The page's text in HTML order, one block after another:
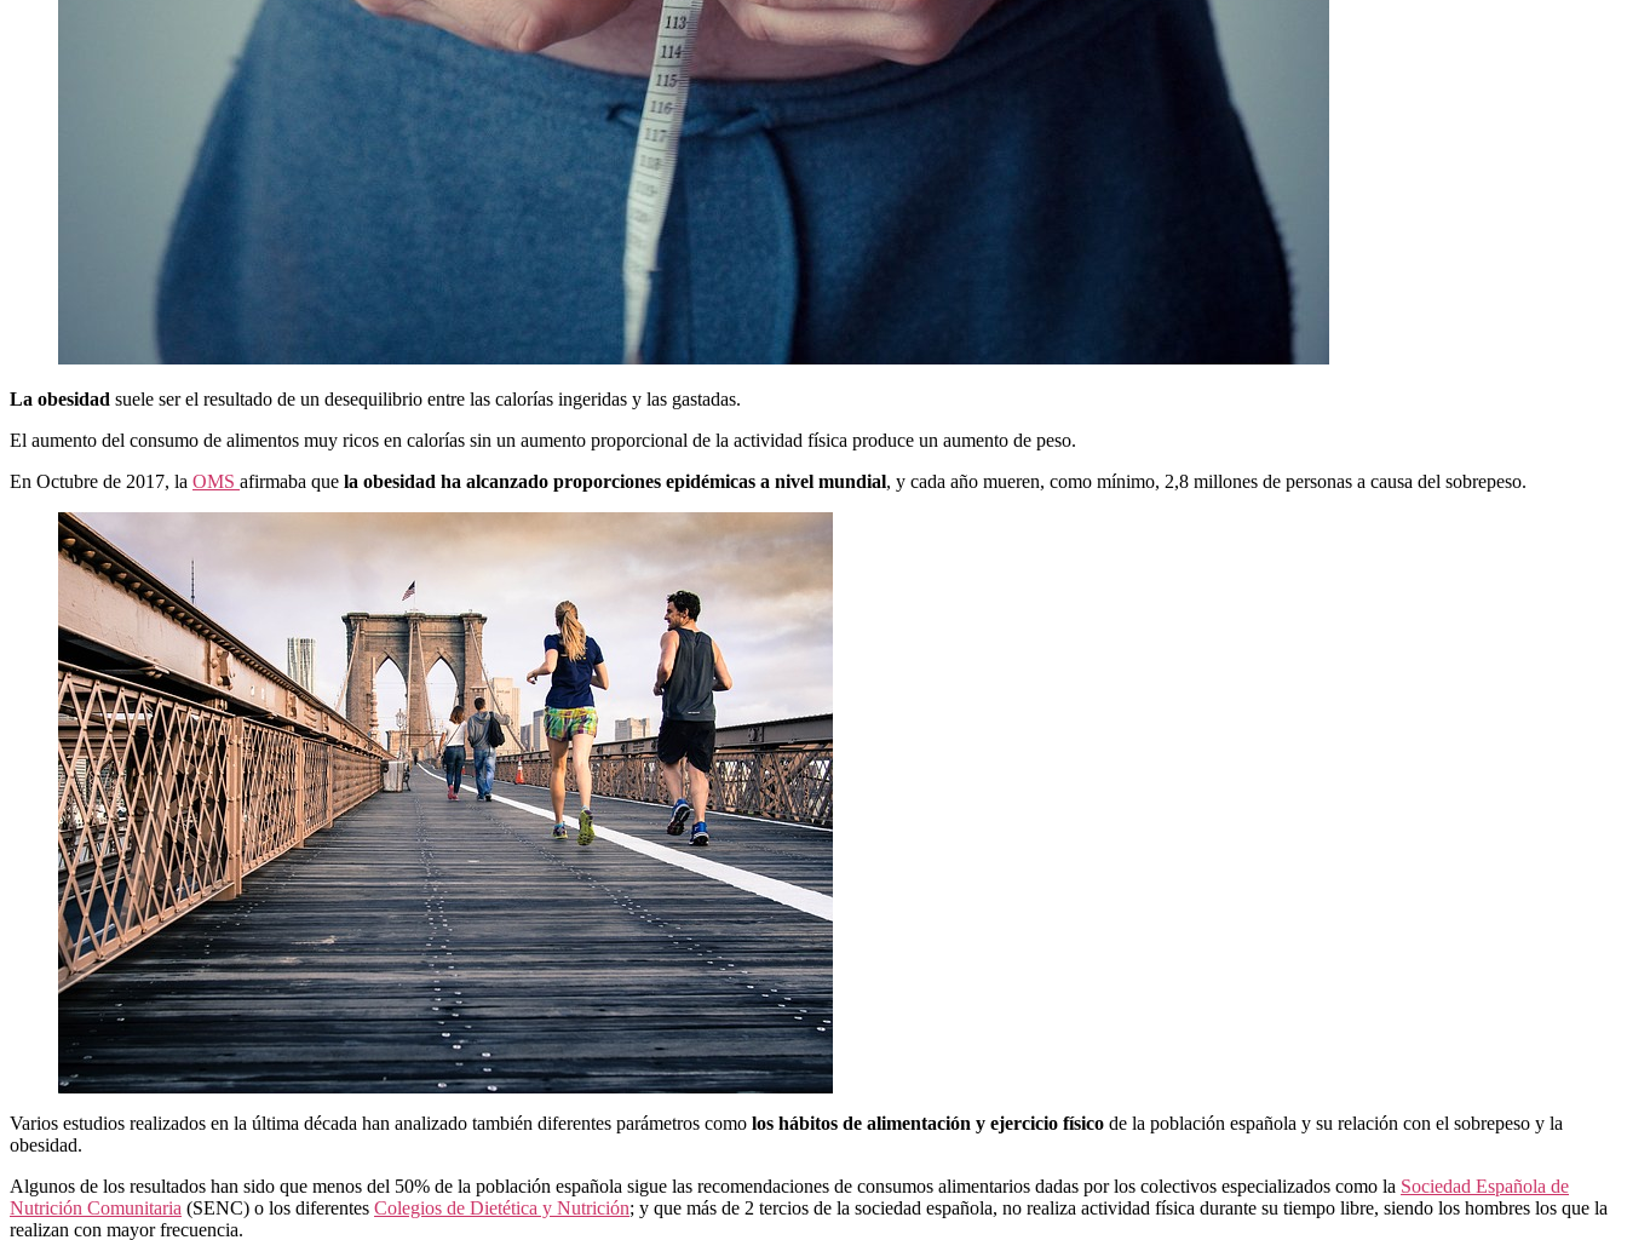
La obesidad suele ser el resultado de un desequilibrio entre las calorías ingeridas y las gastadas.
El aumento del consumo de alimentos muy ricos en calorías sin un aumento proporcional de la actividad física produce un aumento de peso.
En Octubre de 2017, la OMS afirmaba que la obesidad ha alcanzado proporciones epidémicas a nivel mundial, y cada año mueren, como mínimo, 2,8 millones de personas a causa del sobrepeso.
Varios estudios realizados en la última década han analizado también diferentes parámetros como los hábitos de alimentación y ejercicio físico de la población española y su relación con el sobrepeso y la
obesidad.
Algunos de los resultados han sido que menos del 50% de la población española sigue las recomendaciones de consumos alimentarios dadas por los colectivos especializados como la Sociedad Española de
Nutrición Comunitaria (SENC) o los diferentes Colegios de Dietética y Nutrición; y que más de 2 tercios de la sociedad española, no realiza actividad física durante su tiempo libre, siendo los hombres los que la
realizan con mayor frecuencia.